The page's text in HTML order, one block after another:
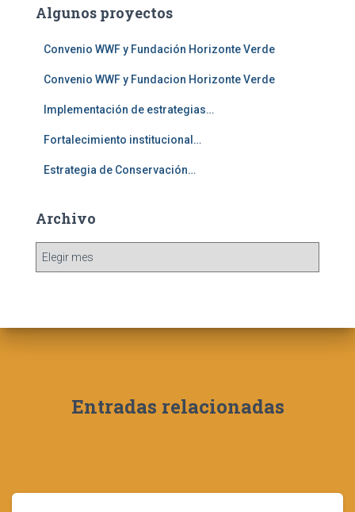
rAlgunos proyectos
Convenio WWF y Fundación Horizonte Verde
Convenio WWF y Fundacion Horizonte Verde
Implementación de estrategias…
Fortalecimiento institucional…
Estrategia de Conservación…
Archivo
Entradas relacionadas